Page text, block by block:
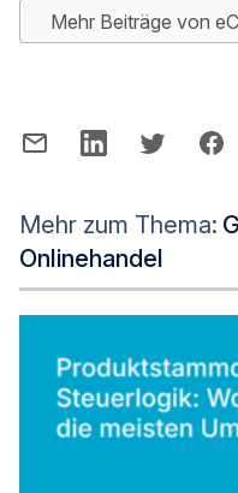
Mehr Beiträge von
Mehr zum Thema:
Onlinehandel